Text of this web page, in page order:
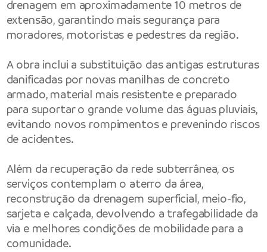
drenagem em aproximadamente 10 metros de
extensão, garantindo mais segurança para
moradores, motoristas e pedestres da região.
A obra inclui a substituição das antigas estruturas
danificadas por novas manilhas de concreto
armado, material mais resistente e preparado
para suportar o grande volume das águas pluviais,
evitando novos rompimentos e prevenindo riscos
de acidentes.
Além da recuperação da rede subterrânea, os
serviços contemplam o aterro da área,
reconstrução da drenagem superficial, meio-fio,
sarjeta e calçada, devolvendo a trafegabilidade da
via e melhores condições de mobilidade para a
comunidade.